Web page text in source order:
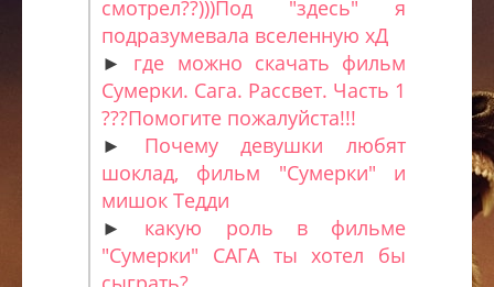
смотрел??)))Под "здесь" я
подразумевала вселенную хД
► где можно скачать фильм
Сумерки. Сага. Рассвет. Часть 1
???Помогите пожалуйста!!!
► Почему девушки любят
шоклад, фильм "Сумерки" и
мишок Тедди
► какую роль в фильме
"Сумерки" САГА ты хотел бы